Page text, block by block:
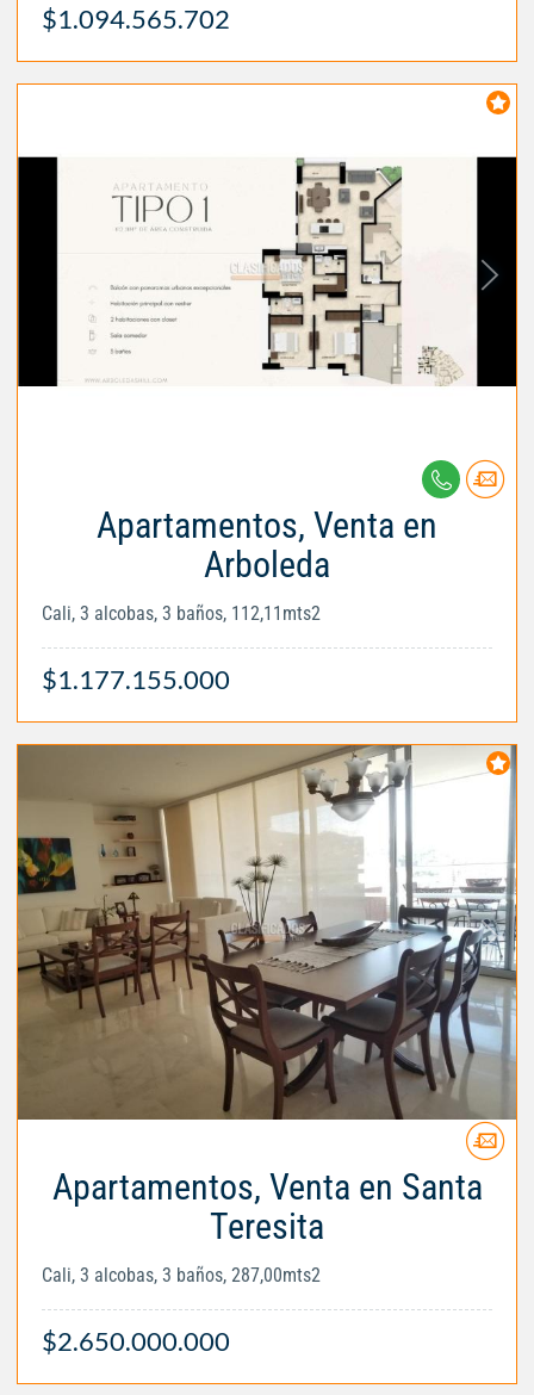
$1.094.565.702
Apartamentos, Venta en
Arboleda
Cali, 3 alcobas, 3 baños, 112,11mts2
$1.177.155.000
Apartamentos, Venta en Santa
Teresita
Cali, 3 alcobas, 3 baños, 287,00mts2
$2.650.000.000